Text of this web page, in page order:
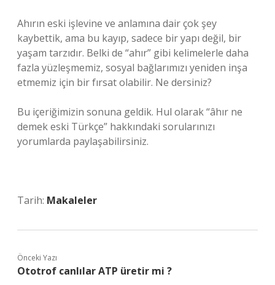
Ahırın eski işlevine ve anlamına dair çok şey
kaybettik, ama bu kayıp, sadece bir yapı değil, bir
yaşam tarzıdır. Belki de “ahır” gibi kelimelerle daha
fazla yüzleşmemiz, sosyal bağlarımızı yeniden inşa
etmemiz için bir fırsat olabilir. Ne dersiniz?
Bu içeriğimizin sonuna geldik. Hul olarak “âhır ne
demek eski Türkçe” hakkındaki sorularınızı
yorumlarda paylaşabilirsiniz.
Tarih: Makaleler
Önceki Yazı
Ototrof canlılar ATP üretir mi ?